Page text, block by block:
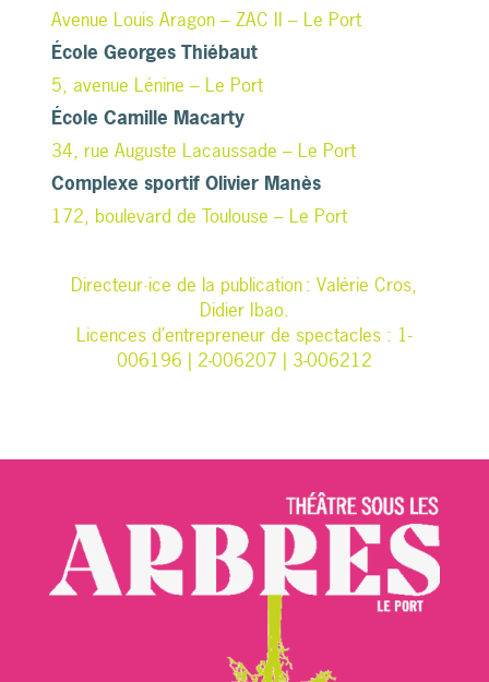
Avenue Louis Aragon – ZAC II – Le Port
École Georges Thiébaut
5, avenue Lénine – Le Port
École Camille Macarty
34, rue Auguste Lacaussade – Le Port
Complexe sportif Olivier Manès
172, boulevard de Toulouse – Le Port
Directeur·ice de la publication : Valérie Cros,
Didier Ibao.
Licences d’entrepreneur de spectacles : 1-
006196 | 2-006207 | 3-006212